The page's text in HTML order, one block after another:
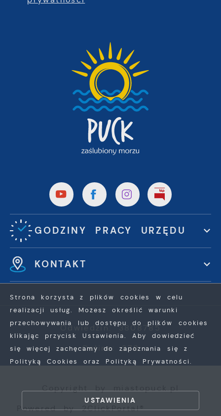
GODZINY PRACY URZĘDU
KONTAKT
Odwiedzin: 3808785
Online: 278
Powered by2ClickPortal®
Strona korzysta z plików cookies w celu
realizacji usług. Możesz określić warunki
przechowywania lub dostępu do plików cookies
klikając przycisk Ustawienia. Aby dowiedzieć
się więcej zachęcamy do zapoznania się z
Polityką Cookies oraz Polityką Prywatności.
USTAWIENIA